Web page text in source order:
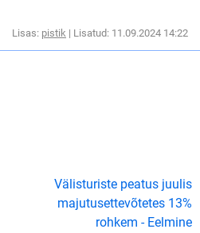
Lisas: pistik | Lisatud: 11.09.2024 14:22
Välisturiste peatus juulis
majutusettevõtetes 13%
rohkem - Eelmine